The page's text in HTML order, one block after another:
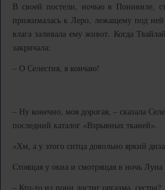
В своей постели, ночью в Понивиле,
прижималась к Леро, лежащему под
влага заливала ему живот. Когда
закричала:
– О Селестия, я кончаю!
– Ну конечно, моя дорогая, – сказала
последний каталог «Взрывных тканей».
«Хм, а у этого ситца довольно яркий
Стоящая у окна и смотрящая в ночь
– Кто-то из пони достиг оргазма, сестра?